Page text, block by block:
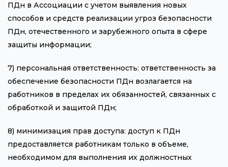
ПДн в Ассоциации с учетом выявления новых
способов и средств реализации угроз безопасности
ПДн, отечественного и зарубежного опыта в сфере
защиты информации;
7) персональная ответственность: ответственность за
обеспечение безопасности ПДн возлагается на
работников в пределах их обязанностей, связанных с
обработкой и защитой ПДн;
8) минимизация прав доступа: доступ к ПДн
предоставляется работникам только в объеме,
необходимом для выполнения их должностных